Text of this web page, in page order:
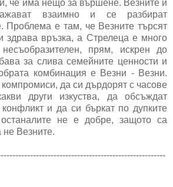
че има нещо за вършене. Везните и
взаимно и се разбират
Проблема е там, че Везните търсят
здрава връзка, а Стрелеца е много
прям, искрен до
за слива семейните ценности и
комбинация е Везни - Везни.
да си дърдорят с часове
други изкуства, да обсъждат
и да си бъркат по дупките
не е добре, защото са
не Везните.